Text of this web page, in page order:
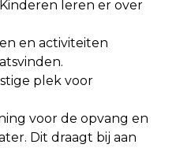
leren er over
en activiteiten
plek voor
voor de opvang en
Dit draagt bij aan